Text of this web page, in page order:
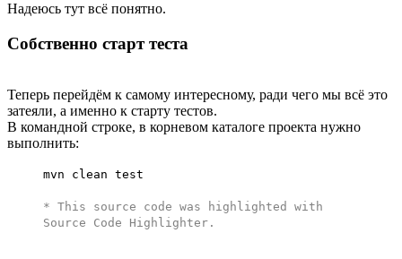
Надеюсь тут всё понятно.
Собственно старт теста
Теперь перейдём к самому интересному, ради чего мы всё это
затеяли, а именно к старту тестов.
В командной строке, в корневом каталоге проекта нужно
выполнить:
mvn clean test
* This source code was highlighted with
Source Code Highlighter .